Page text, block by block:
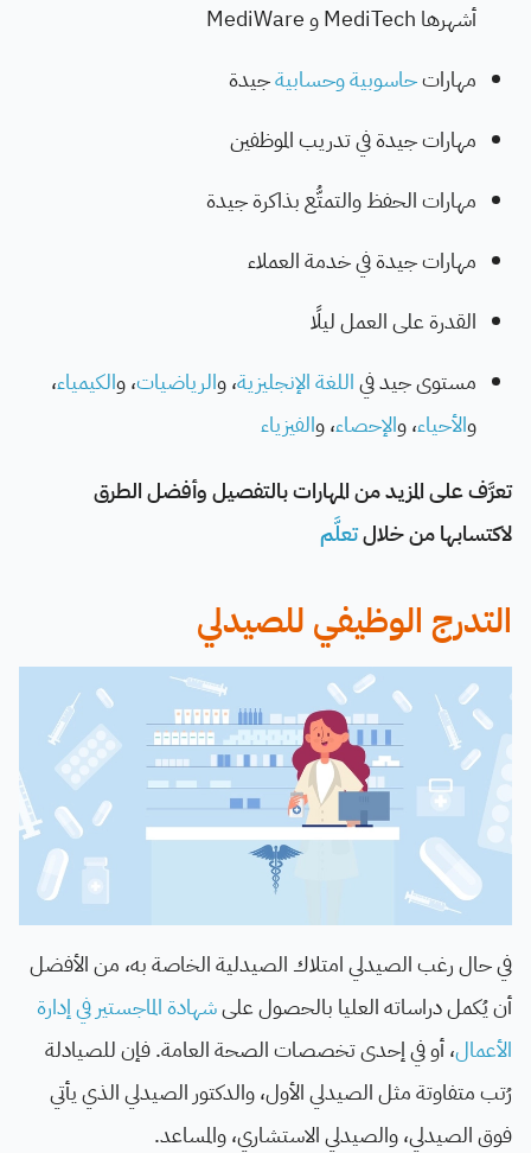
أشهرها MediTech و MediWare
مهاراتحاسوبيةوحسابيةجيدة
مهارات جيدة في تدريب الموظفين
مهارات الحفظ والتمتُّع بذاكرة جيدة
مهارات جيدة في خدمة العملاء
القدرة على العمل ليلًا
مستوى جيد فياللغة الإنجليزية، والرياضيات، والكيمياء،
والأحياء، والإحصاء، والفيزياء
تعرَّف على المزيد من المهارات بالتفصيل وأفضل الطرق
لاكتسابها من خلالتعلَّم
التدرج الوظيفي للصيدلي
في حال رغب الصيدلي امتلاك الصيدلية الخاصة به، من الأفضل
أن يُكمل دراساته العليا بالحصول علىشهادة الماجستير في إدارة
الأعمال، أو في إحدى تخصصات الصحة العامة. فإن للصيادلة
رُتب متفاوتة مثل الصيدلي الأول، والدكتور الصيدلي الذي يأتي
فوق الصيدلي، والصيدلي الاستشاري، والمساعد.